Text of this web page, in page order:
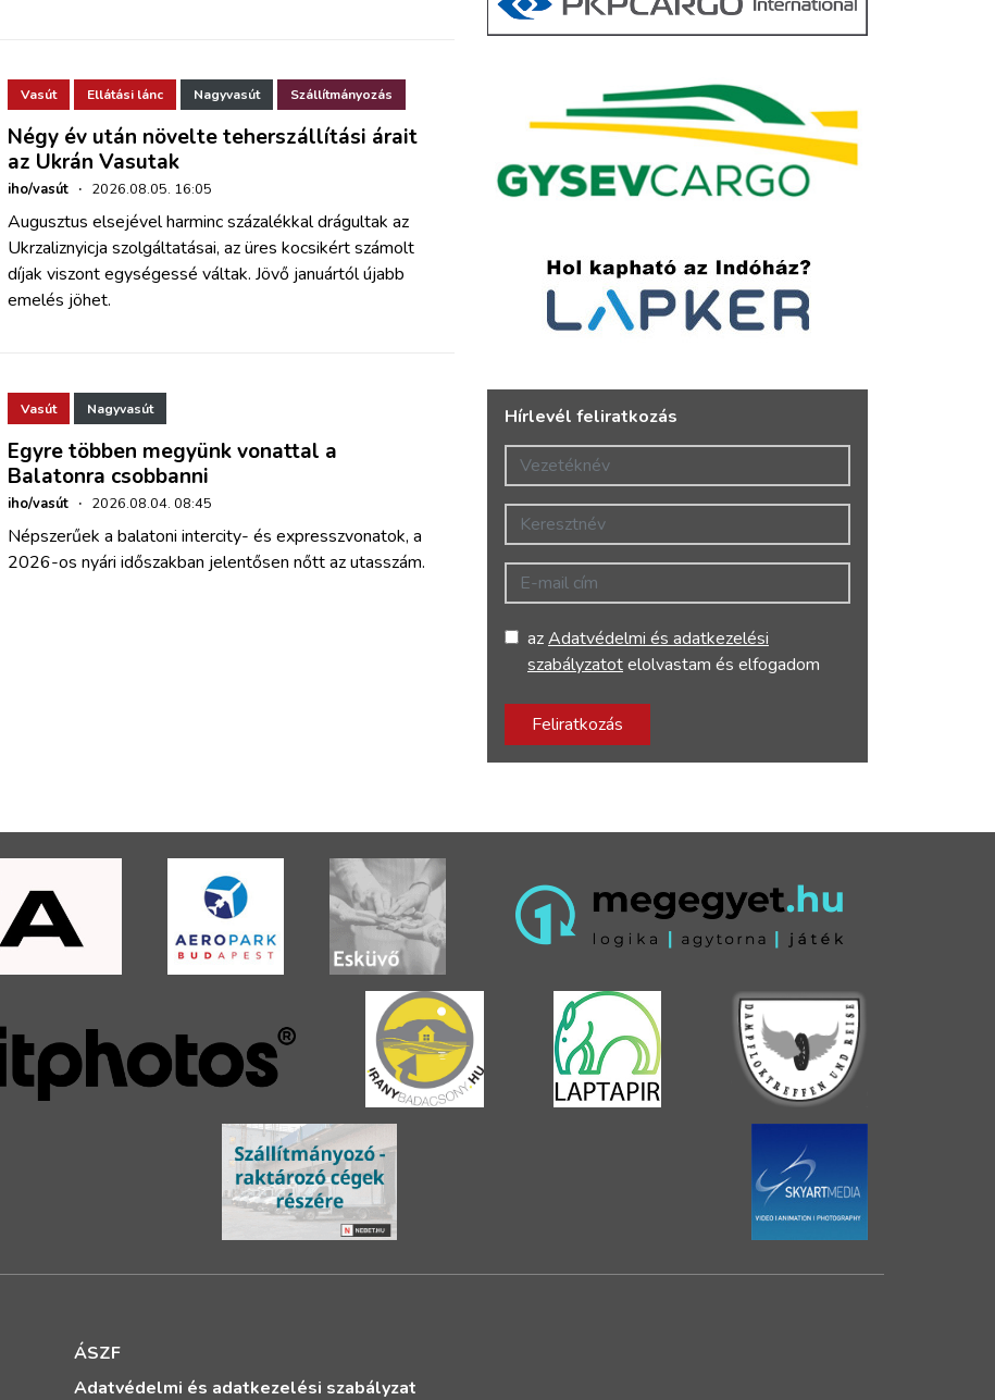
Vasút Ellátási lánc Nagyvasút Szállítmányozás
Négy év után növelte teherszállítási árait
az Ukrán Vasutak
iho/vasút · 2026.08.05. 16:05
Augusztus elsejével harminc százalékkal drágultak az
Ukrzaliznyicja szolgáltatásai, az üres kocsikért számolt
díjak viszont egységessé váltak. Jövő januártól újabb
emelés jöhet.
Vasút Nagyvasút
Egyre többen megyünk vonattal a
Balatonra csobbanni
iho/vasút · 2026.08.04. 08:45
Népszerűek a balatoni intercity- és expresszvonatok, a
2026-os nyári időszakban jelentősen nőtt az utasszám.
Hírlevél feliratkozás
Vezetéknév
Keresztnév
E-mail cím
azAdatvédelmi és adatkezelési
szabályzatotelolvastam és elfogadom
Feliratkozás
ÁSZF
Adatvédelmi és adatkezelési szabályzat